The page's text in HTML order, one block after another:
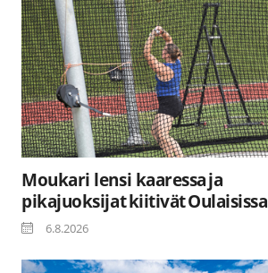
Moukari lensi kaaressa ja
pikajuoksijat kiitivät Oulaisissa
6.8.2026